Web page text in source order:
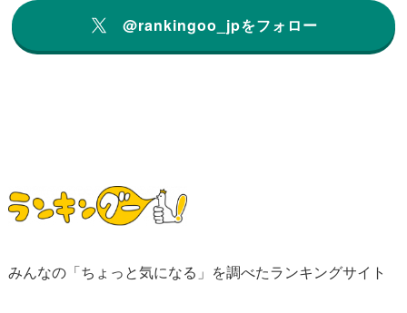
@rankingoo_jpをフォロー
みんなの「ちょっと気になる」を調べたランキングサイト